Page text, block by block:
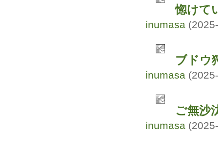
惚けて
inumasa
ブドウ
inumasa
ご無沙
inumasa